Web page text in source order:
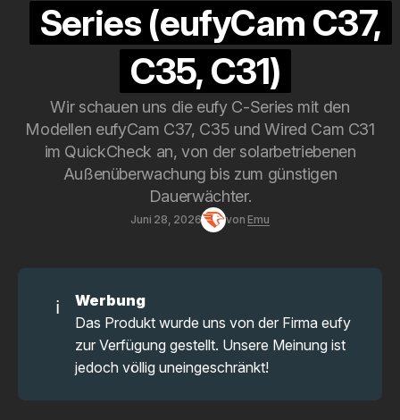
Series (eufyCam C37,
C35, C31)
Wir schauen uns die eufy C-Series mit den
Modellen eufyCam C37, C35 und Wired Cam C31
im QuickCheck an, von der solarbetriebenen
Außenüberwachung bis zum günstigen
Dauerwächter.
Juni 28, 2026 von Emu
ℹ️
Werbung
Das Produkt wurde uns von der Firma eufy
zur Verfügung gestellt. Unsere Meinung ist
jedoch völlig uneingeschränkt!